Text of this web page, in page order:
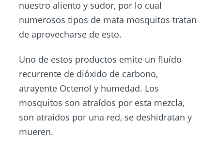
nuestro aliento y sudor, por lo cual
numerosos tipos de mata mosquitos tratan
de aprovecharse de esto.
Uno de estos productos emite un fluído
recurrente de dióxido de carbono,
atrayente Octenol y humedad. Los
mosquitos son atraídos por esta mezcla,
son atraídos por una red, se deshidratan y
mueren.